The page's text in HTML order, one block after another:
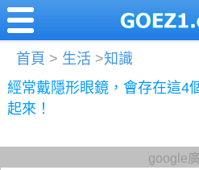
首頁 > 生活 >知識
經常戴隱形眼鏡，會存在這4
起來！
google